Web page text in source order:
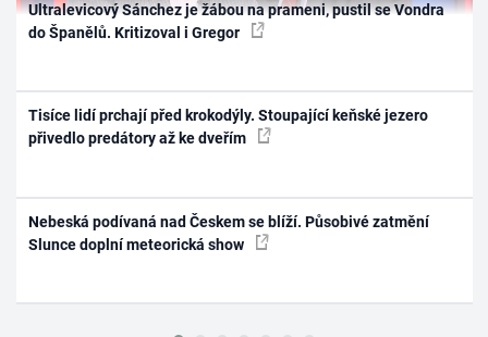
Ultralevicový Sánchez je žábou na prameni, pustil se Vondra
do Španělů. Kritizoval i Gregor
Tisíce lidí prchají před krokodýly. Stoupající keňské jezero
přivedlo predátory až ke dveřím
Nebeská podívaná nad Českem se blíží. Působivé zatmění
Slunce doplní meteorická show